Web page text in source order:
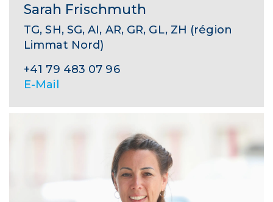
Sarah Frischmuth
TG, SH, SG, AI, AR, GR, GL, ZH (région
Limmat Nord)
+41 79 483 07 96
E-Mail